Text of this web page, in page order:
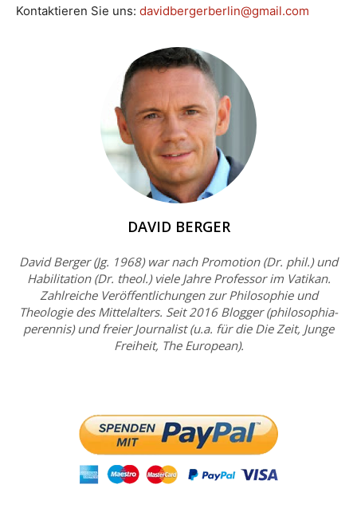
Kontaktieren Sie uns: davidbergerberlin@gmail.com
DAVID BERGER
David Berger (Jg. 1968) war nach Promotion (Dr. phil.) und
Habilitation (Dr. theol.) viele Jahre Professor im Vatikan.
Zahlreiche Veröffentlichungen zur Philosophie und
Theologie des Mittelalters. Seit 2016 Blogger (philosophia-
perennis) und freier Journalist (u.a. für die Die Zeit, Junge
Freiheit, The European).